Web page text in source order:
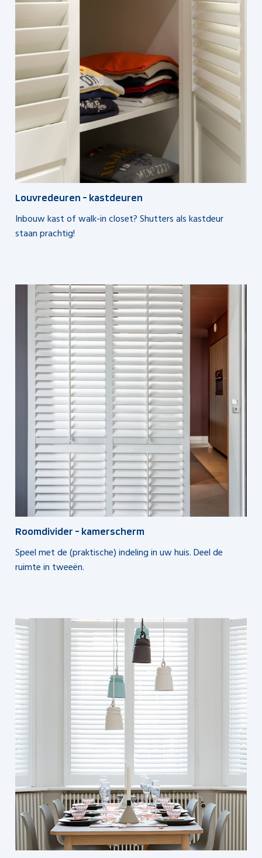
Louvredeuren - kastdeuren
Inbouw kast of walk-in closet? Shutters als kastdeur
staan prachtig!
Roomdivider - kamerscherm
Speel met de (praktische) indeling in uw huis. Deel de
ruimte in tweeën.